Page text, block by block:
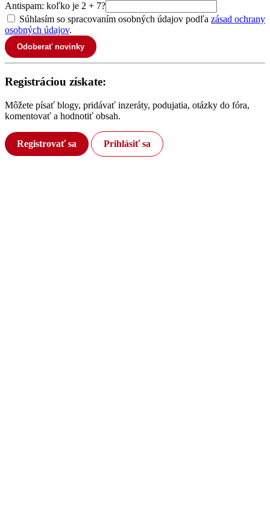
Antispam: koľko je 2 + 7?
Súhlasím so spracovaním osobných údajov podľa zásad ochrany
osobných údajov.
Odoberať novinky
Registráciou získate:
Môžete písať blogy, pridávať inzeráty, podujatia, otázky do fóra,
komentovať a hodnotiť obsah.
Registrovať sa Prihlásiť sa